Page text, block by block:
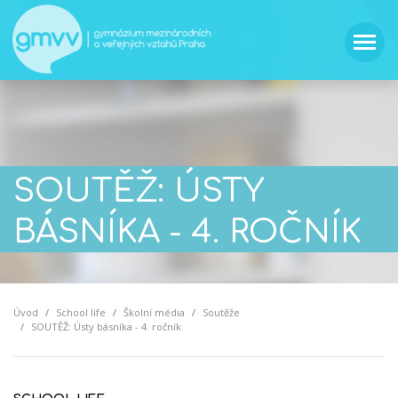
SOUTĚŽ: ÚSTY
BÁSNÍKA - 4. ROČNÍK
Úvod School life Školní média
Soutěže
SOUTĚŽ: Ústy básníka - 4. ročník